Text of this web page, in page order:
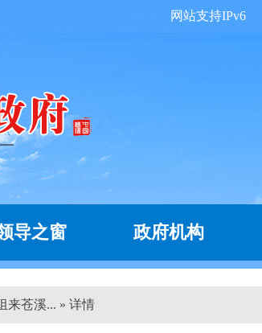
网站支持IPv6
导之窗 政府机构
来苍溪... » 详情